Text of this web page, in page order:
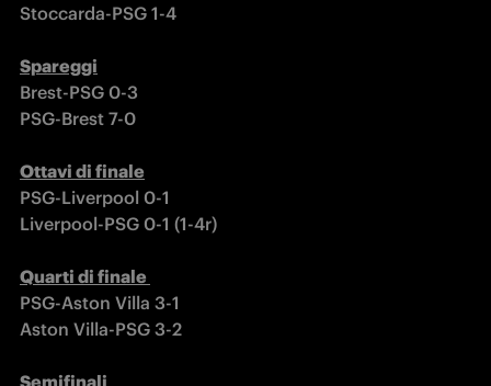
Stoccarda-PSG 1-4
Brest-PSG 0-3
PSG-Brest 7-0
Ottavi di finale
PSG-Liverpool 0-1
Liverpool-PSG 0-1 (1-4r)
Quarti di finale
PSG-Aston Villa 3-1
Aston Villa-PSG 3-2